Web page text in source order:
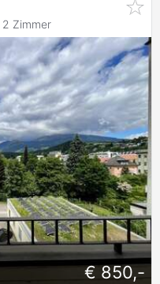
2 Zimmer
€ 850,-